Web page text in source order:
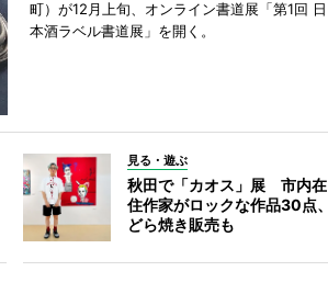
町）が12月上旬、オンライン書道展「第1回 日
本酒ラベル書道展」を開く。
見る・遊ぶ
秋田で「カオス」展 市内在
住作家がロックな作品30点、
どら焼き販売も